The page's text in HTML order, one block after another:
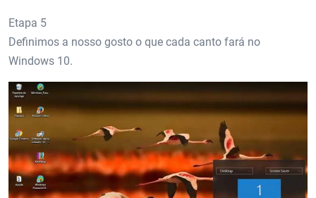
Etapa 5
Definimos a nosso gosto o que cada canto fará no
Windows 10.